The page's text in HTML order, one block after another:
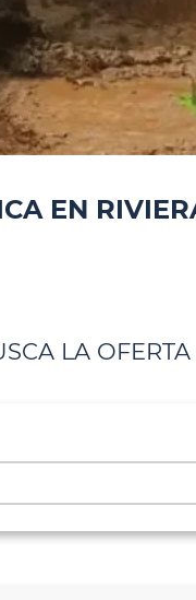
EN
LA